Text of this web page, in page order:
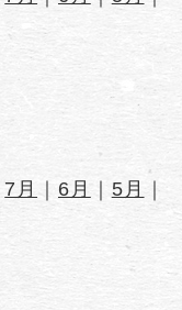
7月 ｜ 6月 ｜ 5月
｜